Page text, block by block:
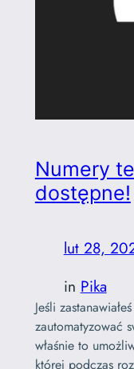
Numery
dostępne!
lut 28,
in Pika
Jeśli
zautomatyzować
właśnie to
której podczas